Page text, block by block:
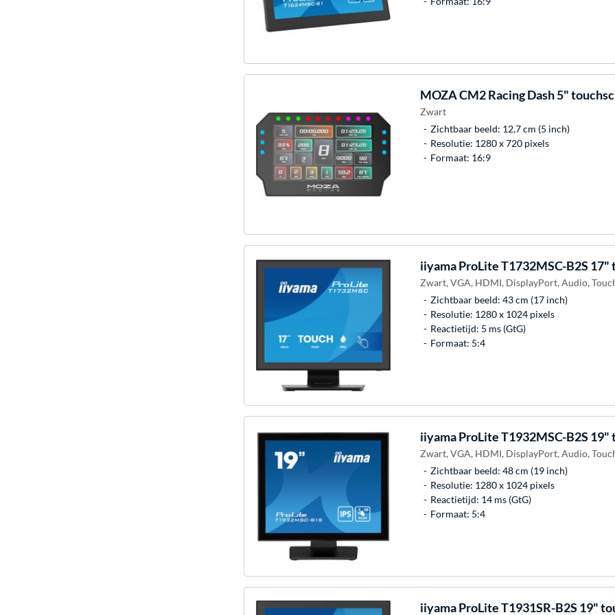
MOZACM2 Racing Dash 5"
Zwart
Zichtbaar beeld: 12,7 cm (5 inch)
Resolutie: 1280 x 720 pixels
Formaat: 16:9
iiyamaProLite T1732MSC-B2S
Zwart, VGA, HDMI, DisplayPort, Audio,
Zichtbaar beeld: 43 cm (17 inch)
Resolutie: 1280 x 1024 pixels
Reactietijd: 5 ms (GtG)
Formaat: 5:4
iiyamaProLite T1932MSC-B2S
Zwart, VGA, HDMI, DisplayPort, Audio,
Zichtbaar beeld: 48 cm (19 inch)
Resolutie: 1280 x 1024 pixels
Reactietijd: 14 ms (GtG)
Formaat: 5:4
iiyamaProLite T1931SR-B2S 19"